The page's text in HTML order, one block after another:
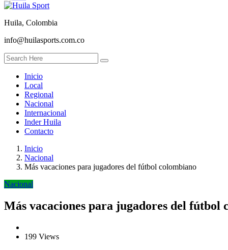
Huila, Colombia
info@huilasports.com.co
Inicio
Local
Regional
Nacional
Internacional
Inder Huila
Contacto
Inicio
Nacional
Más vacaciones para jugadores del fútbol colombiano
Nacional
Más vacaciones para jugadores del fútbol
199 Views